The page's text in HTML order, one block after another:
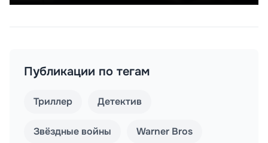
Публикации по тегам
Триллер Детектив
Звёздные войны Warner Bros